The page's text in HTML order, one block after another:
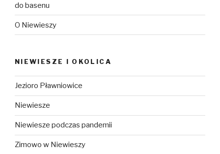
do basenu
O Niewieszy
NIEWIESZE I OKOLICA
Jezioro Pławniowice
Niewiesze
Niewiesze podczas pandemii
Zimowo w Niewieszy